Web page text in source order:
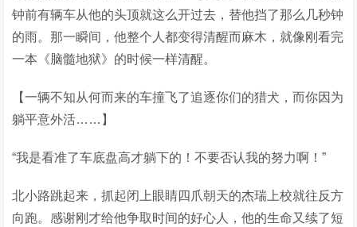
钟前有辆车从他的头顶就这么开过去，替他挡了那么几秒钟
的雨。那一瞬间，他整个人都变得清醒而麻木，就像刚看完
一本《脑髓地狱》的时候一样清醒。
【一辆不知从何而来的车撞飞了追逐你们的猎犬，而你因为
躺平意外活……】
“我是看准了车底盘高才躺下的！不要否认我的努力啊！”
北小路跳起来，抓起闭上眼睛四爪朝天的杰瑞上校就往反方
向跑。感谢刚才给他争取时间的好心人，他的生命又续了短